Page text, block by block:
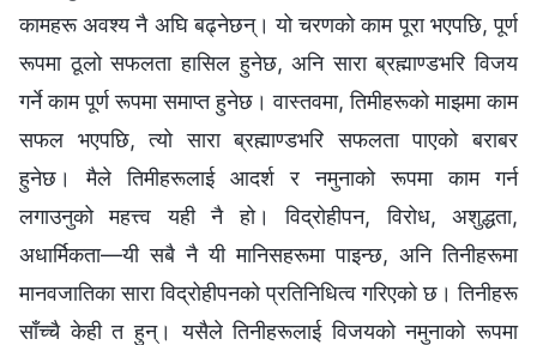
कामहरू अवश्य नै अघि बढ्नेछन्। यो चरणको काम पूरा भएपछि, पूर्ण
रूपमा ठूलो सफलता हासिल हुनेछ, अनि सारा ब्रह्माण्डभरि विजय
गर्ने काम पूर्ण रूपमा समाप्त हुनेछ। वास्तवमा, तिमीहरूको माझमा काम
सफल भएपछि, त्यो सारा ब्रह्माण्डभरि सफलता पाएको बराबर
हुनेछ। मैले तिमीहरूलाई आदर्श र नमुनाको रूपमा काम गर्न
लगाउनुको महत्त्व यही नै हो। विद्रोहीपन, विरोध, अशुद्धता,
अधार्मिकता—यी सबै नै यी मानिसहरूमा पाइन्छ, अनि तिनीहरूमा
मानवजातिका सारा विद्रोहीपनको प्रतिनिधित्व गरिएको छ। तिनीहरू
साँच्‍चै केही त हुन्। यसैले तिनीहरूलाई विजयको नमुनाको रूपमा